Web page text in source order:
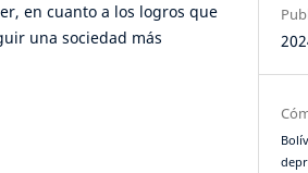
en cuanto a los logros que
una sociedad más